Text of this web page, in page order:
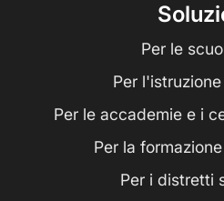
Per le
Per
Per le accademie e i
Per la
Per i distretti